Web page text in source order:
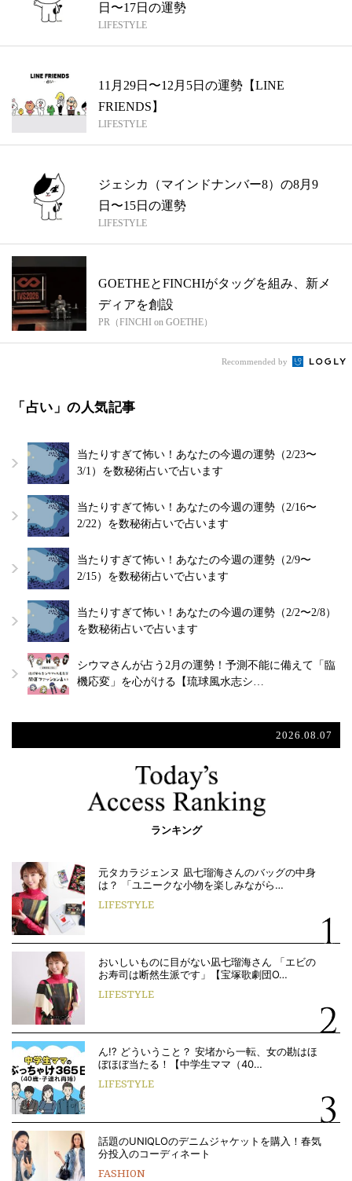
日〜17日の運勢
LIFESTYLE
11月29日〜12月5日の運勢【LINE
FRIENDS】
LIFESTYLE
ジェシカ（マインドナンバー8）の8月9
日〜15日の運勢
LIFESTYLE
GOETHEとFINCHIがタッグを組み、新メ
ディアを創設
PR（FINCHI on GOETHE）
Recommended by
「占い」の人気記事
当たりすぎて怖い！あなたの今週の運勢（2/23〜
3/1）を数秘術占いで占います
当たりすぎて怖い！あなたの今週の運勢（2/16〜
2/22）を数秘術占いで占います
当たりすぎて怖い！あなたの今週の運勢（2/9〜
2/15）を数秘術占いで占います
当たりすぎて怖い！あなたの今週の運勢（2/2〜2/8）
を数秘術占いで占います
シウマさんが占う2月の運勢！予測不能に備えて「臨
機応変」を心がける【琉球風水志シ…
2026.08.07
ランキング
元タカラジェンヌ 凪七瑠海さんのバッグの中身
は？ 「ユニークな小物を楽しみながら…
LIFESTYLE
おいしいものに目がない凪七瑠海さん 「エビの
お寿司は断然生派です」【宝塚歌劇団O…
LIFESTYLE
ん!? どういうこと？ 安堵から一転、女の勘はほ
ぼほぼ当たる！【中学生ママ（40…
LIFESTYLE
話題のUNIQLOのデニムジャケットを購入！春気
分投入のコーディネート
FASHION